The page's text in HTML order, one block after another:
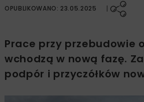
OPUBLIKOWANO: 23.05.2025
Prace przy przebudowie
wchodzą w nową fazę.
podpór i przyczółków